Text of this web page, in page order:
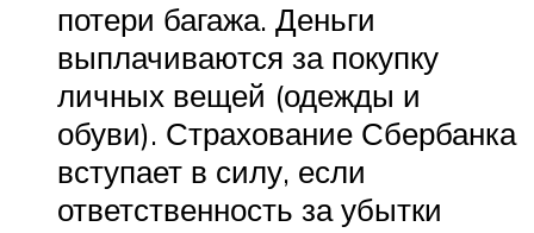
потери багажа. Деньги
выплачиваются за покупку
личных вещей (одежды и
обуви). Страхование Сбербанка
вступает в силу, если
ответственность за убытки